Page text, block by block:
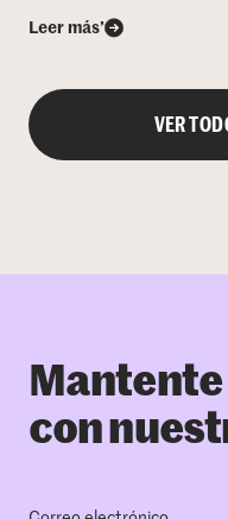
Leer más’
VER
con